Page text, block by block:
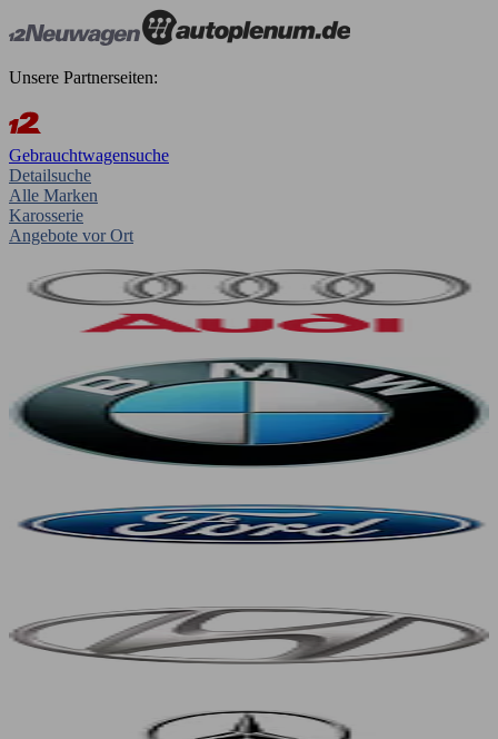
Unsere Partnerseiten:
Gebrauchtwagensuche
Detailsuche
Alle Marken
Karosserie
Angebote vor Ort